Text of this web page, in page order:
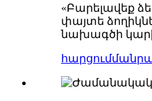
«Բարելավեք
փայտե
նախագծի
հարցում